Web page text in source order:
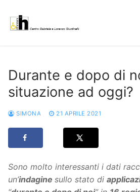
contenuto
Durante e dopo di
situazione ad oggi?
SIMONA 21 APRILE 2021
Sono molto interessanti i dati
un’indagine sullo stato di